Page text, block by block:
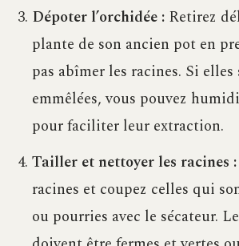
Dépoter l’orchidée : Retirez
plante de son ancien pot en
pas abîmer les racines. Si
emmêlées, vous pouvez
pour faciliter leur extraction.
Tailler et nettoyer les racines :
racines et coupez celles qui
ou pourries avec le sécateur.